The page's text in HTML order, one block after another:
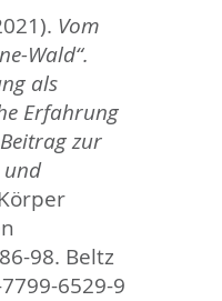
Vom
Wald“.
als
Erfahrung
zur
und
98. Beltz
6529-9